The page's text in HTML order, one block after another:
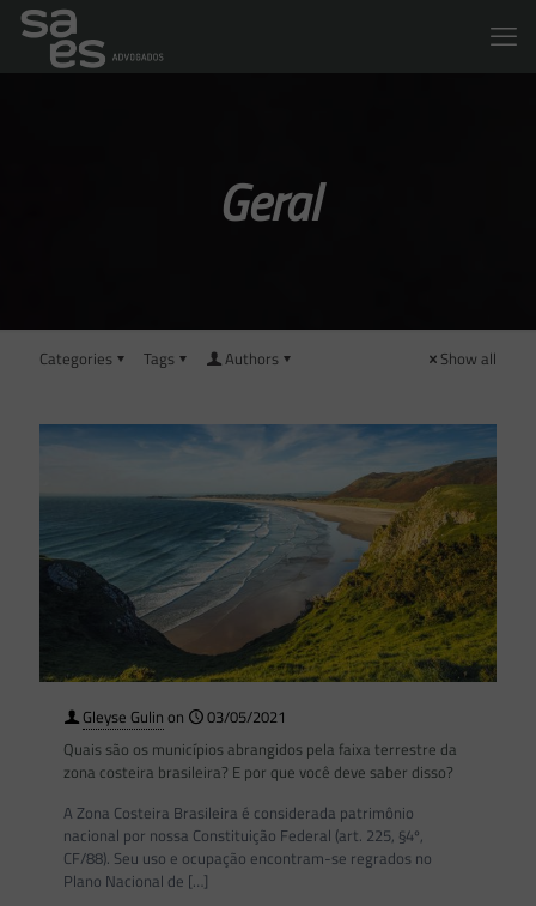
Geral
Categories Tags Authors Show all
Gleyse Gulin on
03/05/2021
Quais são os municípios abrangidos pela faixa terrestre da
zona costeira brasileira? E por que você deve saber disso?
A Zona Costeira Brasileira é considerada patrimônio
nacional por nossa Constituição Federal (art. 225, §4º,
CF/88). Seu uso e ocupação encontram-se regrados no
Plano Nacional de […]